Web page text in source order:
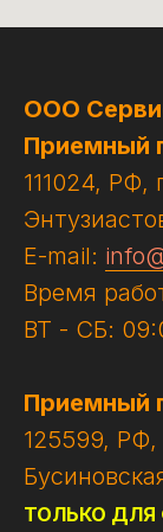
ООО
Приемный
111024, РФ,
E-mail:
Время
ВТ - СБ:
Приемный
125599, РФ,
ТОЛЬКО ДЛЯ